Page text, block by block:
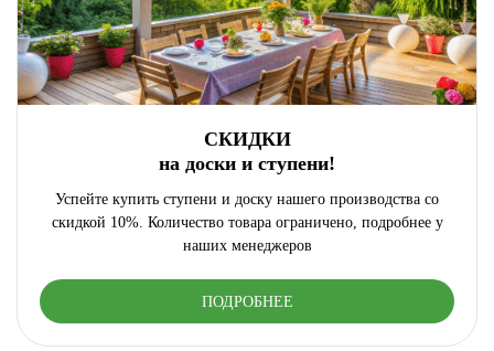
СКИДКИ
на доски и ступени!
Успейте купить ступени и доску нашего производства со
скидкой 10%. Количество товара ограничено, подробнее у
наших менеджеров
ПОДРОБНЕЕ